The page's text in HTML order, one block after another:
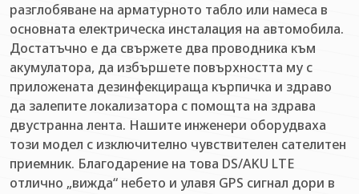
разглобяване на арматурното табло или намеса в
основната електрическа инсталация на автомобила.
Достатъчно е да свържете два проводника към
акумулатора, да избършете повърхността му с
приложената дезинфекцираща кърпичка и здраво
да залепите локализатора с помощта на здрава
двустранна лента. Нашите инженери оборудваха
този модел с изключително чувствителен сателитен
приемник. Благодарение на това DS/AKU LTE
отлично „вижда“ небето и улавя GPS сигнал дори в